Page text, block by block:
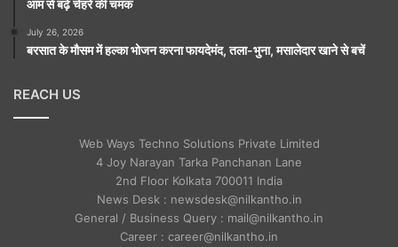
आम से बढ़े चेहरे की चमक
July 26, 2026
बरसात के मौसम में हल्का भोजन करना फायदेमंद, तला-भुना, मसालेदार खाने से बचें
REACH US
Web Ways Techno Solutions Private Limited
4 Joy Narayan Tarka Panchanan Lane
2nd Floor Kolkata 700011 India
News Desk : newsdesk@nilkantho.in
General / Business Query : mail@nilkantho.in
Career : career@nilkantho.in